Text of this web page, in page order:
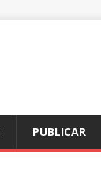
PUBLICAR